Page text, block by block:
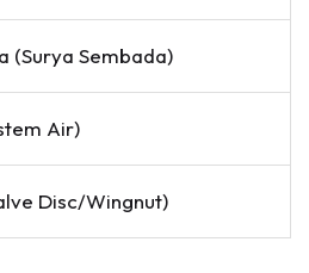
(Surya Sembada)
Air)
Disc/Wingnut)